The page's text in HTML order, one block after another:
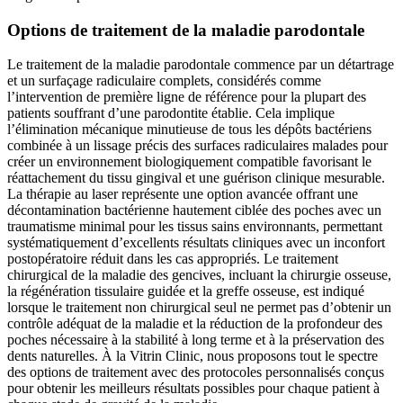
Options de traitement de la maladie parodontale
Le traitement de la maladie parodontale commence par un détartrage
et un surfaçage radiculaire complets, considérés comme
l’intervention de première ligne de référence pour la plupart des
patients souffrant d’une parodontite établie. Cela implique
l’élimination mécanique minutieuse de tous les dépôts bactériens
combinée à un lissage précis des surfaces radiculaires malades pour
créer un environnement biologiquement compatible favorisant le
réattachement du tissu gingival et une guérison clinique mesurable.
La thérapie au laser représente une option avancée offrant une
décontamination bactérienne hautement ciblée des poches avec un
traumatisme minimal pour les tissus sains environnants, permettant
systématiquement d’excellents résultats cliniques avec un inconfort
postopératoire réduit dans les cas appropriés. Le traitement
chirurgical de la maladie des gencives, incluant la chirurgie osseuse,
la régénération tissulaire guidée et la greffe osseuse, est indiqué
lorsque le traitement non chirurgical seul ne permet pas d’obtenir un
contrôle adéquat de la maladie et la réduction de la profondeur des
poches nécessaire à la stabilité à long terme et à la préservation des
dents naturelles. À la Vitrin Clinic, nous proposons tout le spectre
des options de traitement avec des protocoles personnalisés conçus
pour obtenir les meilleurs résultats possibles pour chaque patient à